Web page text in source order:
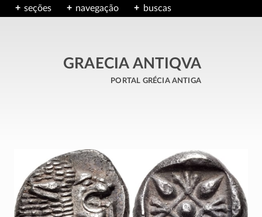
seções navegação buscas
GRAECIA ANTIQVA
portal grécia antiga